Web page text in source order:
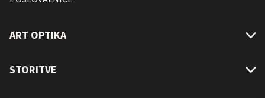
ART OPTIKA
STORITVE